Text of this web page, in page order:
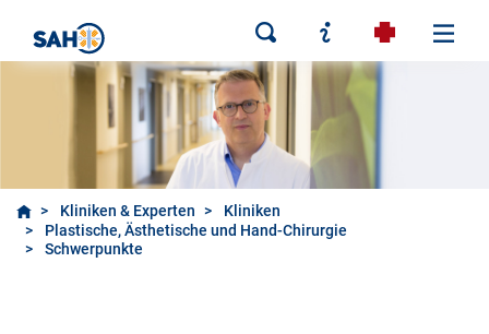
Kliniken & Experten
Kliniken
Plastische, Ästhetische und Hand-Chirurgie
Schwerpunkte